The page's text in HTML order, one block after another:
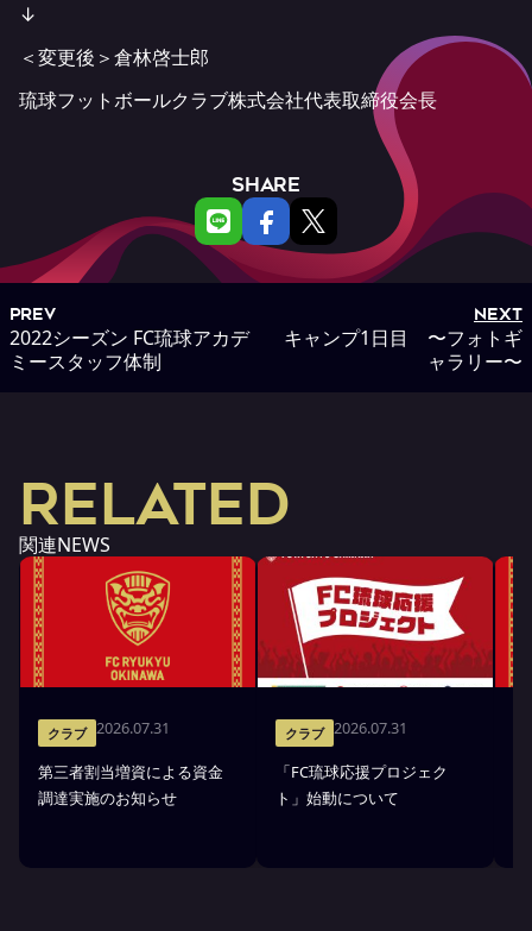
↓
＜変更後＞倉林啓士郎
琉球フットボールクラブ株式会社代表取締役会長
SHARE
PREV
2022シーズン FC琉球アカデ
ミースタッフ体制
NEXT
キャンプ1日目 〜フォトギ
ャラリー〜
RELATED
関連NEWS
クラブ 2026.07.31
第三者割当増資による資金
調達実施のお知らせ
クラブ 2026.07.31
「FC琉球応援プロジェク
ト」始動について